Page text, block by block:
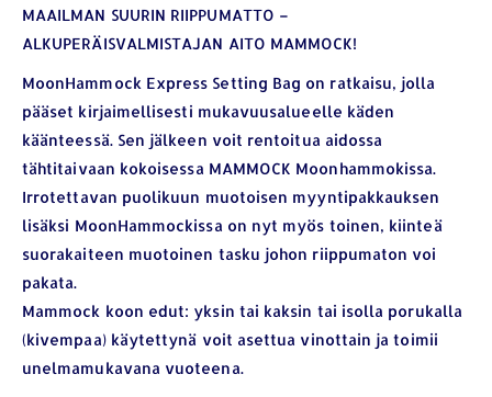
MAAILMAN SUURIN RIIPPUMATTO –
ALKUPERÄISVALMISTAJAN AITO MAMMOCK!
MoonHammock Express Setting Bag on ratkaisu, jolla
pääset kirjaimellisesti mukavuusalueelle käden
käänteessä. Sen jälkeen voit rentoitua aidossa
tähtitaivaan kokoisessa MAMMOCK Moonhammokissa.
Irrotettavan puolikuun muotoisen myyntipakkauksen
lisäksi MoonHammockissa on nyt myös toinen, kiinteä
suorakaiteen muotoinen tasku johon riippumaton voi
pakata.
Mammock koon edut: yksin tai kaksin tai isolla porukalla
(kivempaa) käytettynä voit asettua vinottain ja toimii
unelmamukavana vuoteena.